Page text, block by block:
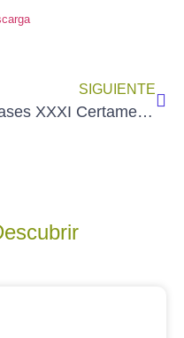
SIGUIENTE
Bases XXXI Certamen de pintura rápida «Ciudad de Ávila» (10 de junio de 2023)